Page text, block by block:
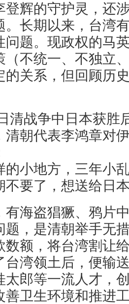
登辉的守护灵，还
。长期以来，台湾
问题。现政权的马
（不统一、不独立
的关系，但回顾历
清战争中日本获胜
清朝代表李鸿章对
的小地方，三年小
不要了，想送给日
有海盗猖獗、鸦片
题，是清朝举手无
数额，将台湾割让
台湾领土后，便输
太郎等一流人才，
善卫生环境和推进